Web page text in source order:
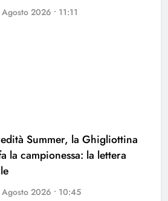
2026 • 11:11
Summer, la Ghigliottina
la campionessa: la lettera
2026 • 10:45